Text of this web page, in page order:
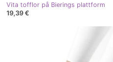
Vita tofflor på Bierings plattform
19,39 €